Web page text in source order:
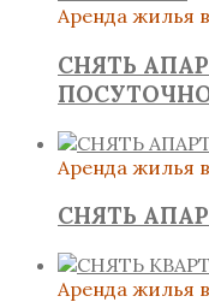
Аренда жилья
СНЯТЬ
Аренда жилья
СНЯТЬ
Аренда жилья